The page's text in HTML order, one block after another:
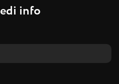
edi info